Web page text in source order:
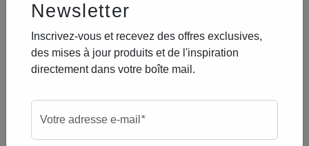
w5470886
Newsletter
Inscrivez-vous et recevez des offres exclusives,
des mises à jour produits et de l'inspiration
directement dans votre boîte mail.
Votre adresse e-mail *obligatoire
3b38b9f4
3adaa49e
70ec8016
3fcdb8be
628fc7c3
9b3d3da1
Nom obligatoire
Numéro de téléphone
Adresse e-mail